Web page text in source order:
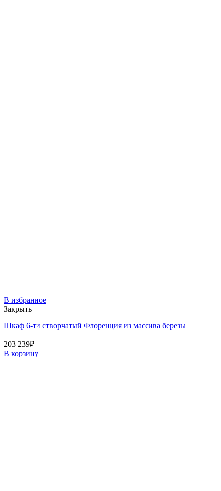
В избранное
Закрыть
Шкаф 6-ти створчатый Флоренция из массива березы
203 239₽
В корзину